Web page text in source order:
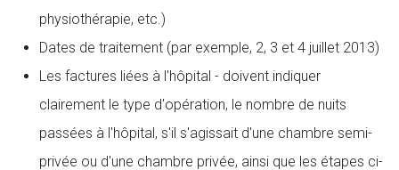
physiothérapie, etc.)
Dates de traitement (par exemple, 2, 3 et 4 juillet 2013)
Les factures liées à l'hôpital - doivent indiquer
clairement le type d'opération, le nombre de nuits
passées à l'hôpital, s'il s'agissait d'une chambre semi-
privée ou d'une chambre privée, ainsi que les étapes ci-